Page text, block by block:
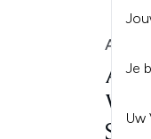
Je
Uw